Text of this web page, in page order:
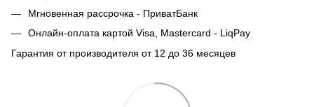
Мгновенная рассрочка - ПриватБанк
Онлайн-оплата картой Visa, Mastercard - LiqPay
Гарантия от производителя от 12 до 36 месяцев